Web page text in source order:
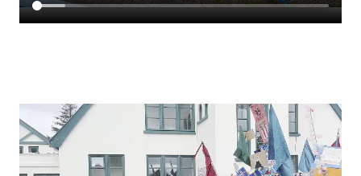
Námsráðgjafi
Stundaskrár
Valgreinar